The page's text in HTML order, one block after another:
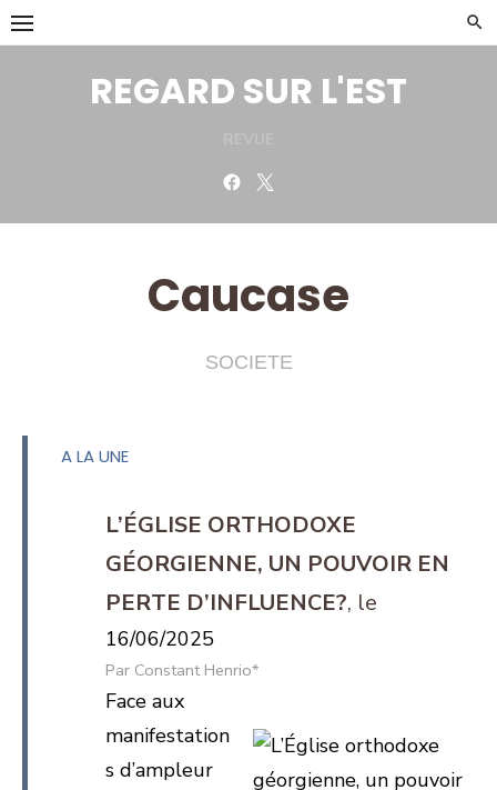
Skip
to
REGARD SUR L'EST
Facebook
Caucase
SOCIETE
A LA UNE
L’ÉGLISE ORTHODOXE
GÉORGIENNE, UN POUVOIR EN
PERTE D’INFLUENCE?
16/06/2025
Constant Henrio*
Face aux
manifestation
s d’ampleur